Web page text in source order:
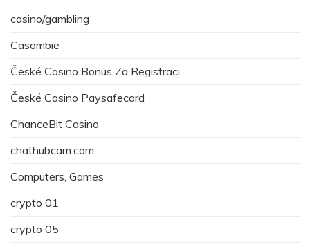
casino/gambling
Casombie
České Casino Bonus Za Registraci
České Casino Paysafecard
ChanceBit Casino
chathubcam.com
Computers, Games
crypto 01
crypto 05